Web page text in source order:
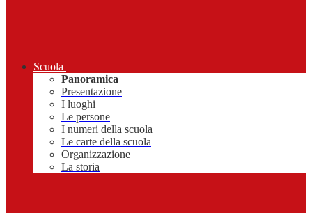
Scuola
Panoramica
Presentazione
I luoghi
Le persone
I numeri della scuola
Le carte della scuola
Organizzazione
La storia